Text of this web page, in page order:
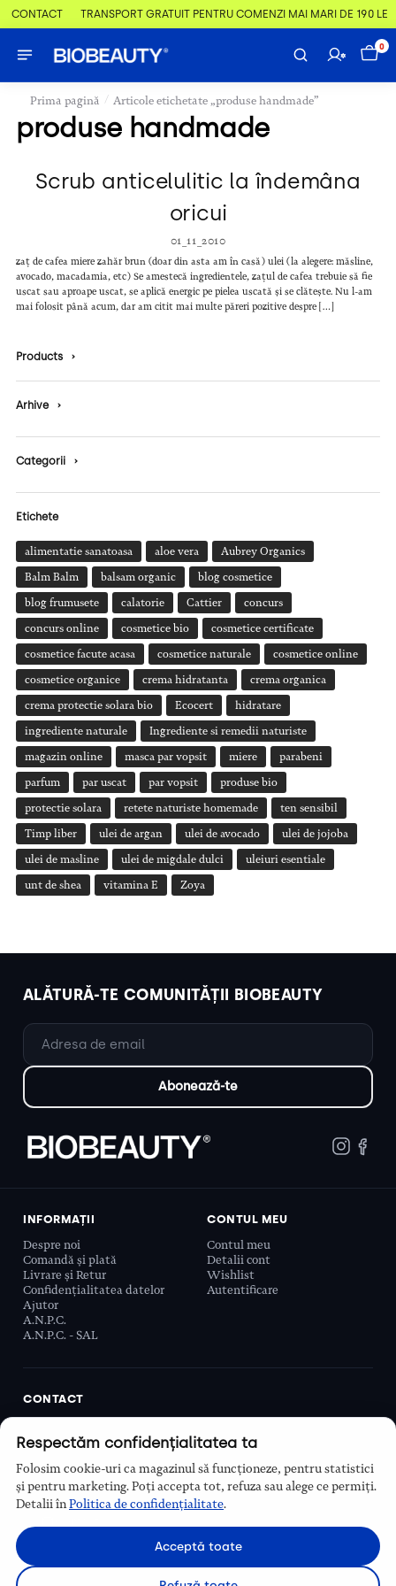
CONTACT TRANSPORT GRATUIT PENTRU COMENZI MAI MARI DE 190 LEI
0
Prima pagină / Articole etichetate „produse handmade”
produse handmade
Scrub anticelulitic la îndemâna
oricui
01_11_2010
zaț de cafea miere zahăr brun (doar din asta am în casă) ulei (la alegere: măsline,
avocado, macadamia, etc) Se amestecă ingredientele, zațul de cafea trebuie să fie
uscat sau aproape uscat, se aplică energic pe pielea uscată și se clătește. Nu l-am
mai folosit până acum, dar am citit mai multe păreri pozitive despre […]
Products ›
Arhive ›
Categorii ›
Etichete
alimentatie sanatoasa aloe vera Aubrey Organics
Balm Balm balsam organic blog cosmetice
blog frumusete calatorie Cattier concurs
concurs online cosmetice bio cosmetice certificate
cosmetice facute acasa cosmetice naturale cosmetice online
cosmetice organice crema hidratanta crema organica
crema protectie solara bio Ecocert hidratare
ingrediente naturale Ingrediente si remedii naturiste
magazin online masca par vopsit miere parabeni
parfum par uscat par vopsit produse bio
protectie solara retete naturiste homemade ten sensibil
Timp liber ulei de argan ulei de avocado ulei de jojoba
ulei de masline ulei de migdale dulci uleiuri esentiale
unt de shea vitamina E Zoya
ALĂTURĂ-TE COMUNITĂȚII BIOBEAUTY
INFORMAȚII
Despre noi
Comandă și plată
Livrare și Retur
Confidențialitatea datelor
Ajutor
A.N.P.C.
A.N.P.C. - SAL
CONTUL MEU
Contul meu
Detalii cont
Wishlist
Autentificare
CONTACT
Sector 6, București, România
Program
Luni–Vineri, 9:00 – 16:00
Respectăm confidențialitatea ta
Folosim cookie-uri ca magazinul să funcționeze, pentru statistici
și pentru marketing. Poți accepta tot, refuza sau alege ce permiți.
Detalii înPolitica de confidențialitate.
Acceptă toate